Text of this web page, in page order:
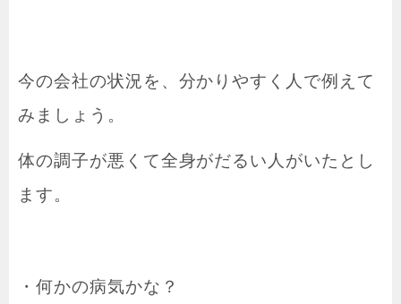
今の会社の状況を、分かりやすく人で例えて
みましょう。
体の調子が悪くて全身がだるい人がいたとし
ます。
・何かの病気かな？